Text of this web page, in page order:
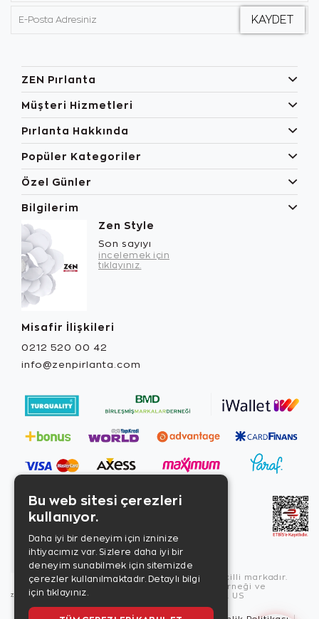
ZEN Pırlanta
Müşteri Hizmetleri
Pırlanta Hakkında
Popüler Kategoriler
Özel Günler
Bilgilerim
Zen Style
Son sayıyı
incelemek için
tıklayınız.
Misafir İlişkileri
0212 520 00 42
info@zenpirlanta.com
Copyright © 2026, Zen Diamond tescilli markadır.
Zen Diamond Birleşmiş Markalar Derneği ve
Turquality Destek Programı üyesidir. US
Bu web sitesi çerezleri
kullanıyor.
Daha iyi bir deneyim için izninize
ihtiyacımız var. Sizlere daha iyi bir
deneyim sunabilmek için sitemizde
çerezler kullanılmaktadır. Detaylı bilgi
için tıklayınız.